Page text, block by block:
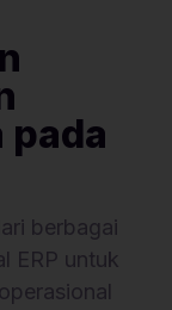
pada
berbagai
ERP untuk